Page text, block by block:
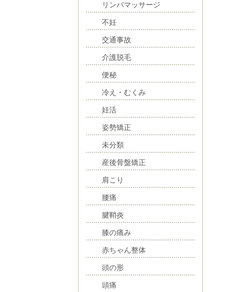
リンパマッサージ
不妊
交通事故
介護脱毛
便秘
冷え・むくみ
妊活
姿勢矯正
未分類
産後骨盤矯正
肩こり
腰痛
腱鞘炎
膝の痛み
赤ちゃん整体
頭の形
頭痛